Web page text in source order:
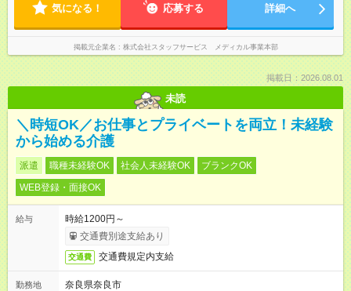
気になる！ 応募する 詳細へ
掲載元企業名 株式会社スタッフサービス メディカル事業本部
掲載日：2026.08.01
未読
＼時短OK／お仕事とプライベートを両立！未経験
から始める介護
派遣 職種未経験OK 社会人未経験OK
ブランクOK
WEB登録・面接OK
給与
時給1200円～
交通費別途支給あり
交通費 交通費規定内支給
勤務地
奈良県奈良市